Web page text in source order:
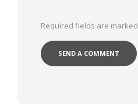
Required fields are marked